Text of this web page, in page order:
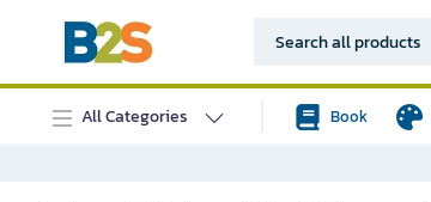
All Categories Book